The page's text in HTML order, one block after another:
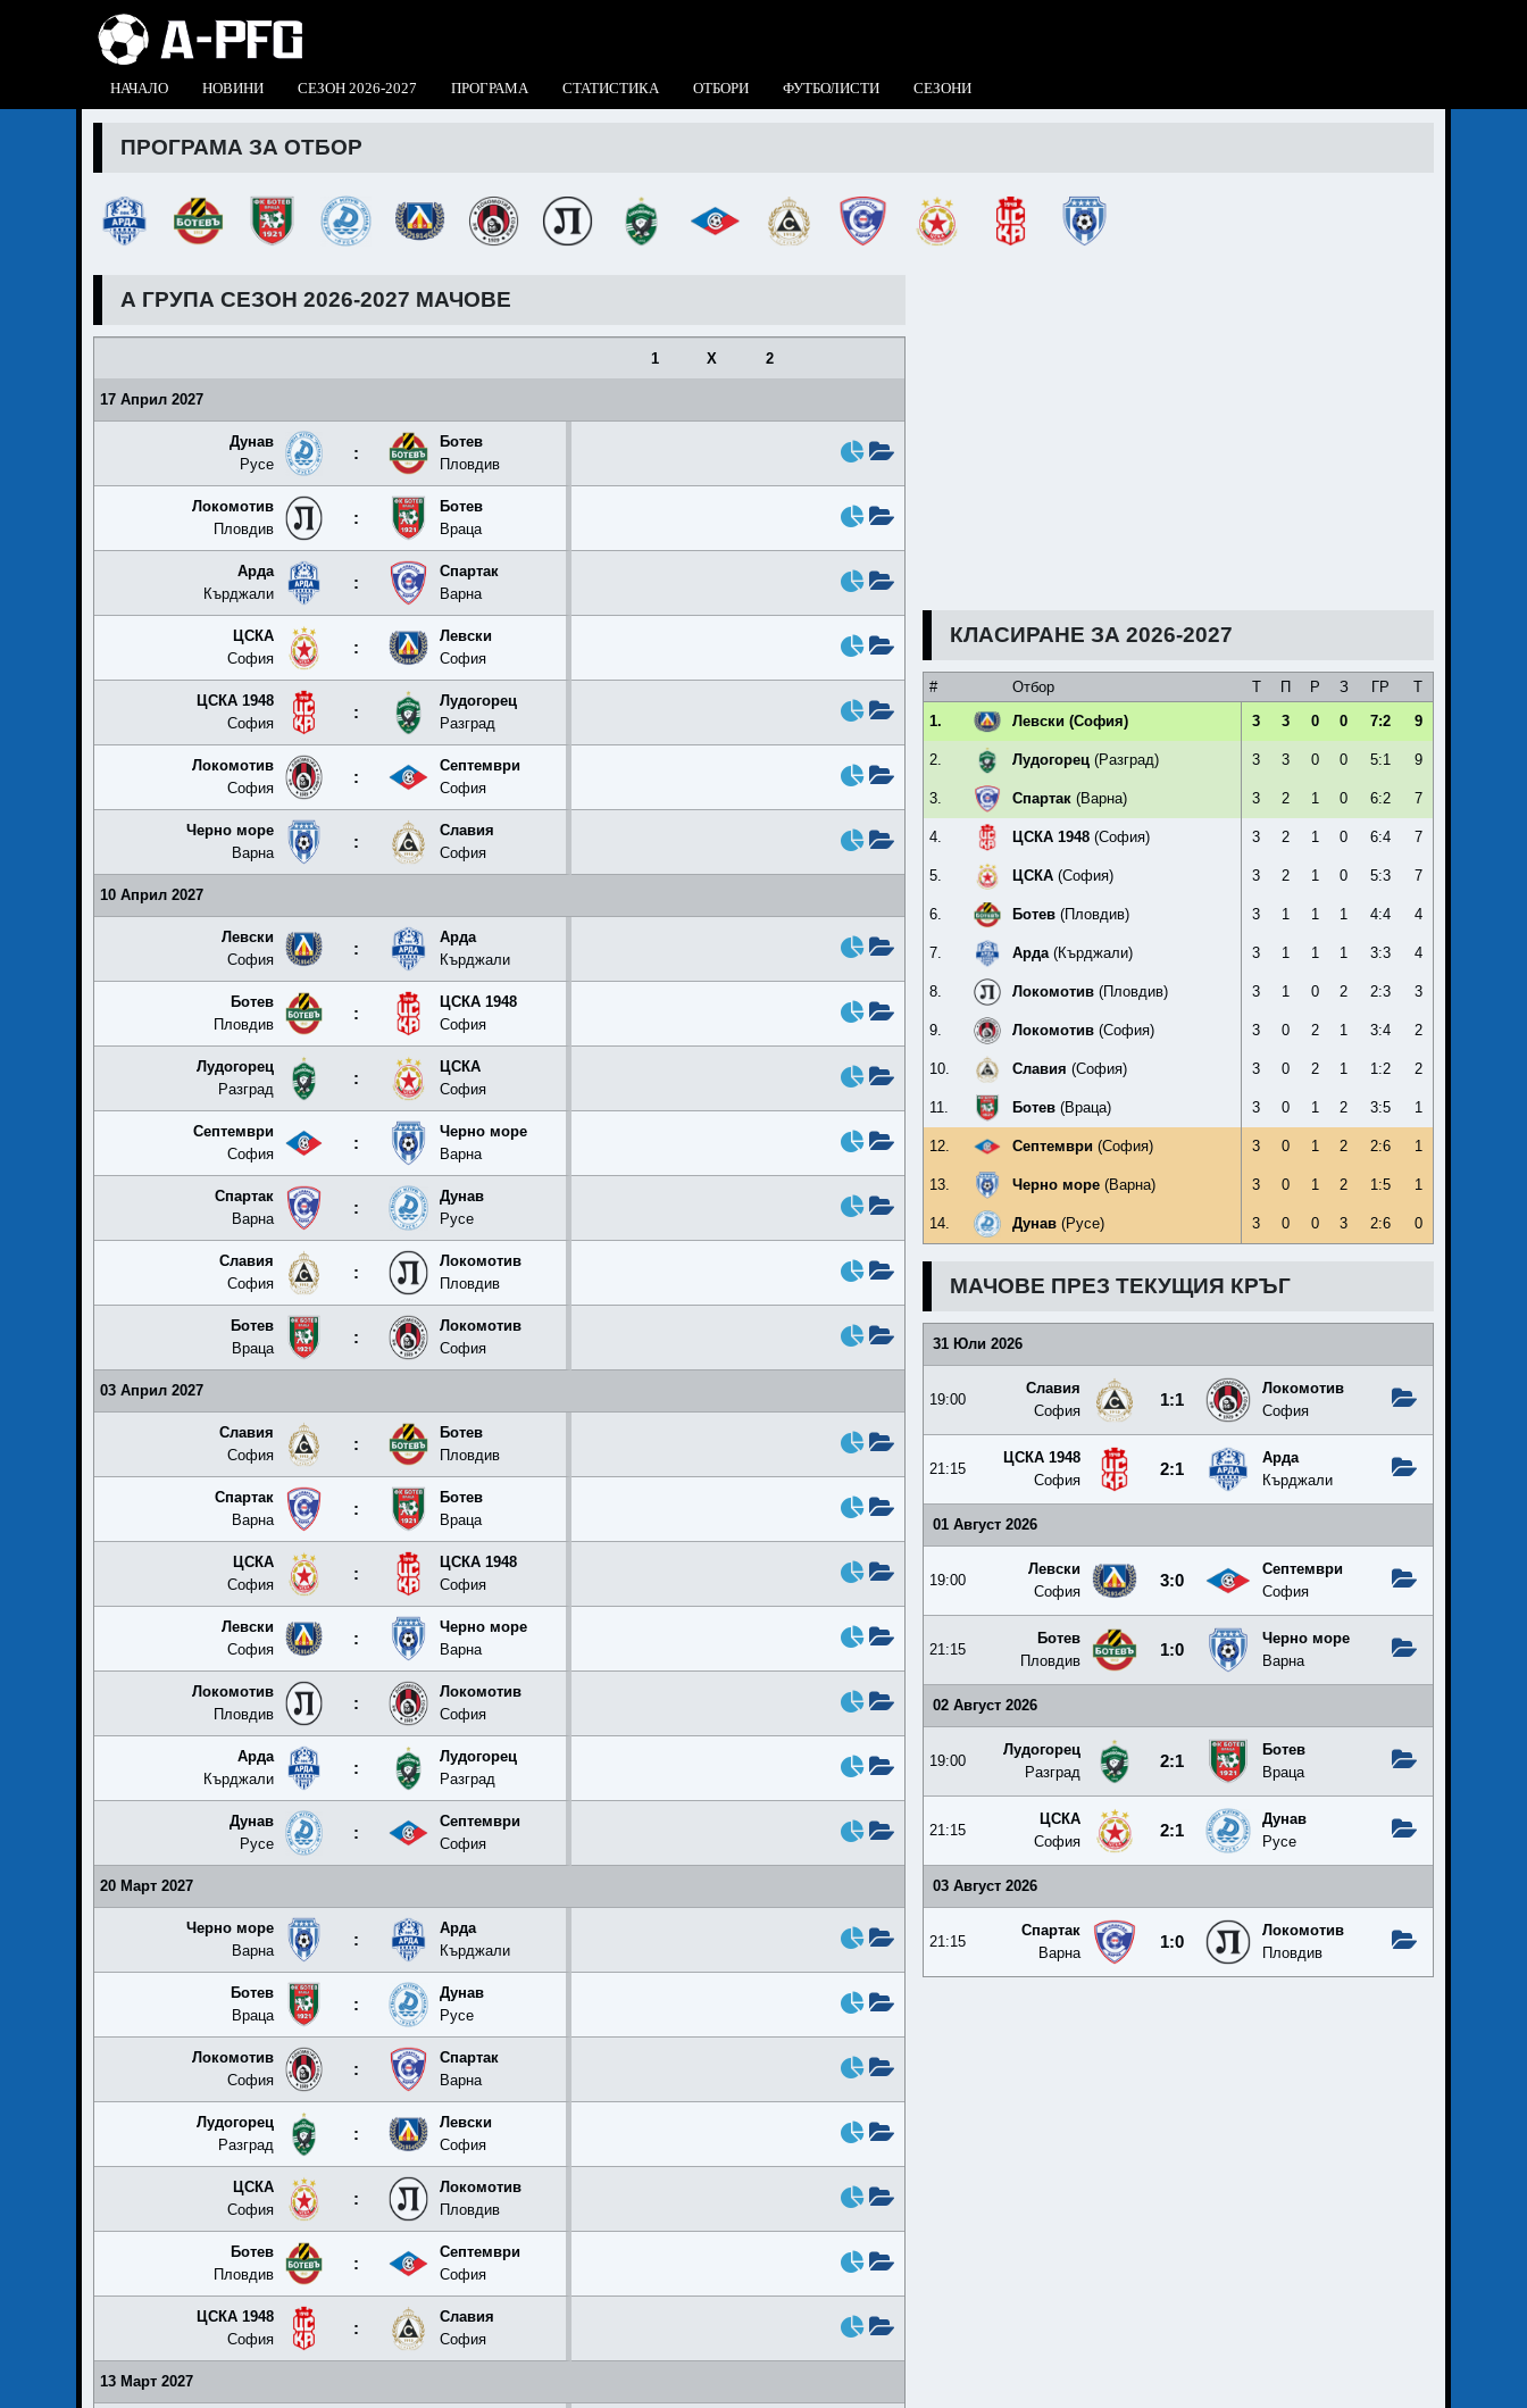
НАЧАЛО НОВИНИ СЕЗОН 2026-2027 ПРОГРАМА СТАТИСТИКА ОТБОРИ ФУТБОЛИСТИ СЕЗОНИ
ПРОГРАМА ЗА ОТБОР
КЛАСИРАНЕ ЗА 2026-2027
# Отбор Т П Р З ГР
Т
1.
Левски (София) 3 3 0 0 7:2 9
2. Лудогорец (Разград) 3 3 0 0 5:1 9
3. Спартак (Варна) 3 2 1 0 6:2 7
4. ЦСКА 1948 (София) 3 2 1 0 6:4 7
5. ЦСКА (София) 3 2 1 0 5:3 7
6. Ботев (Пловдив) 3 1 1 1 4:4 4
7. Арда(Кърджали) 3 1 1 1 3:3 4
8. Локомотив (Пловдив) 3 1 0 2 2:3 3
9. Локомотив (София) 3 0 2 1 3:4 2
10. Славия (София) 3 0 2 1 1:2 2
11. Ботев (Враца) 3 0 1 2 3:5 1
12. Септември (София) 3 0 1 2 2:6 1
13. Черно море (Варна) 3 0 1 2 1:5 1
14. Дунав (Русе) 3 0 0 3 2:6 0
МАЧОВЕ ПРЕЗ ТЕКУЩИЯ КРЪГ
31 Юли 2026
19:00
Славия
София
1:1
Локомотив
София
21:15
ЦСКА 1948
София
2:1
Арда
Кърджали
01 Август 2026
19:00
Левски
София
3:0
Септември
София
21:15
Ботев
Пловдив
1:0
Черно море
Варна
02 Август 2026
19:00
Лудогорец
Разград
2:1
Ботев
Враца
21:15
ЦСКА
София
2:1
Дунав
Русе
03 Август 2026
21:15
Спартак
Варна
1:0
Локомотив
Пловдив
А ГРУПА СЕЗОН 2026-2027 МАЧОВЕ
1 X 2
17 Април 2027
Дунав
Русе
:
Ботев
Пловдив
Локомотив
Пловдив
:
Ботев
Враца
Арда
Кърджали
:
Спартак
Варна
ЦСКА
София
:
Левски
София
ЦСКА 1948
София
:
Лудогорец
Разград
Локомотив
София
:
Септември
София
Черно море
Варна
:
Славия
София
10 Април 2027
Левски
София
:
Арда
Кърджали
Ботев
Пловдив
:
ЦСКА 1948
София
Лудогорец
Разград
:
ЦСКА
София
Септември
София
:
Черно море
Варна
Спартак
Варна
:
Дунав
Русе
Славия
София
:
Локомотив
Пловдив
Ботев
Враца
:
Локомотив
София
03 Април 2027
Славия
София
:
Ботев
Пловдив
Спартак
Варна
:
Ботев
Враца
ЦСКА
София
:
ЦСКА 1948
София
Левски
София
:
Черно море
Варна
Локомотив
Пловдив
:
Локомотив
София
Арда
Кърджали
:
Лудогорец
Разград
Дунав
Русе
:
Септември
София
20 Март 2027
Черно море
Варна
:
Арда
Кърджали
Ботев
Враца
:
Дунав
Русе
Локомотив
София
:
Спартак
Варна
Лудогорец
Разград
:
Левски
София
ЦСКА
София
:
Локомотив
Пловдив
Ботев
Пловдив
:
Септември
София
ЦСКА 1948
София
:
Славия
София
13 Март 2027